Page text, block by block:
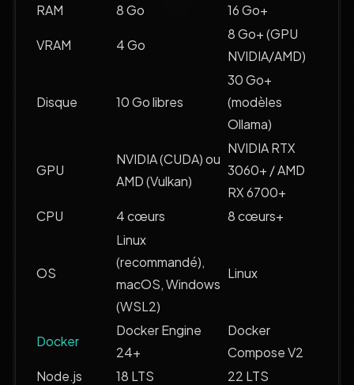
RAM
8 Go 16 Go+
VRAM 4 Go
8 Go+ (GPU
NVIDIA/AMD)
Disque 10 Go libres
30 Go+
(modèles
Ollama)
GPU
NVIDIA (CUDA) ou
AMD (Vulkan)
NVIDIA RTX
3060+ / AMD
RX 6700+
CPU
4 cœurs 8 cœurs+
OS
Linux
(recommandé),
macOS, Windows
(WSL2)
Linux
Docker
Docker Engine
24+
Docker
Compose V2
Node.js
18 LTS
22 LTS